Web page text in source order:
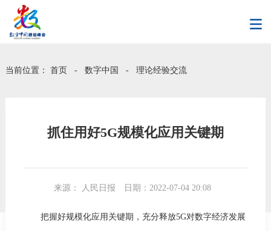
当前位置： 首页 - 数字中国 - 理论经验交流
抓住用好5G规模化应用关键期
来源： 人民日报 日期：2022-07-04 20:08
把握好规模化应用关键期，充分释放5G对数字经济发展